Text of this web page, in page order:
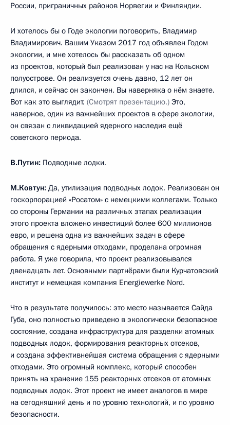
России, приграничных районов Норвегии и Финляндии.
И хотелось бы о Годе экологии поговорить, Владимир
Владимирович. Вашим Указом 2017 год объявлен Годом
экологии, и мне хотелось бы рассказать об одном
из проектов, который был реализован у нас на Кольском
полуострове. Он реализуется очень давно, 12 лет он
длился, и сейчас он закончен. Вы наверняка о нём знаете.
Вот как это выглядит. (Смотрят презентацию.) Это,
наверное, один из важнейших проектов в сфере экологии,
он связан с ликвидацией ядерного наследия ещё
советского периода.
В.Путин: Подводные лодки.
М.Ковтун: Да, утилизация подводных лодок. Реализован он
госкорпорацией «Росатом» с немецкими коллегами. Только
со стороны Германии на различных этапах реализации
этого проекта вложено инвестиций более 600 миллионов
евро, и решена одна из важнейших задач в сфере
обращения с ядерными отходами, проделана огромная
работа. Я уже говорила, что проект реализовывался
двенадцать лет. Основными партнёрами были Курчатовский
институт и немецкая компания Energiewerke Nord.
Что в результате получилось: это место называется Сайда
Губа, оно полностью приведено в экологически безопасное
состояние, создана инфраструктура для разделки атомных
подводных лодок, формирования реакторных отсеков,
и создана эффективнейшая система обращения с ядерными
отходами. Это огромный комплекс, который способен
принять на хранение 155 реакторных отсеков от атомных
подводных лодок. Этот проект не имеет аналогов в мире
на сегодняшний день и по уровню технологий, и по уровню
безопасности.